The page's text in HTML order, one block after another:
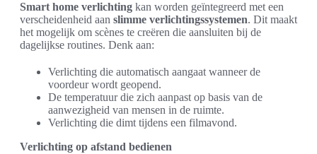
Smart home verlichting kan worden geïntegreerd met een
verscheidenheid aan slimme verlichtingssystemen. Dit maakt
het mogelijk om scènes te creëren die aansluiten bij de
dagelijkse routines. Denk aan:
Verlichting die automatisch aangaat wanneer de
voordeur wordt geopend.
De temperatuur die zich aanpast op basis van de
aanwezigheid van mensen in de ruimte.
Verlichting die dimt tijdens een filmavond.
Verlichting op afstand bedienen